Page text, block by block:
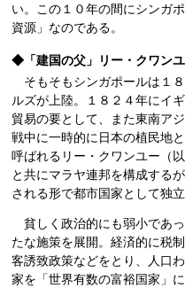
い。この１０年の間にシンガ
資源」なのである。
◆「建国の父」リー・クワン
そもそもシンガポールは１
ルズが上陸。１８２４年にイ
貿易の要として、また東南ア
戦中に一時的に日本の植民地
呼ばれるリー・クワンユー（
と共にマラヤ連邦を構成する
される形で都市国家として独立
貧しく政治的にも弱小であ
たな施策を展開。経済的に税
客誘致政策などをとり、人口
家を「世界有数の富裕国家」